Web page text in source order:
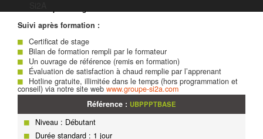
Suivi après formation :
Certificat de stage
Bilan de formation rempli par le formateur
Un ouvrage de référence (remis en formation)
Évaluation de satisfaction à chaud remplie par l’apprenant
Hotline gratuite, illimitée dans le temps (hors programmation et
conseil) via notre site web www.groupe-si2a.com
Référence : UBPPPTBASE
Niveau : Débutant
Durée standard : 1 jour